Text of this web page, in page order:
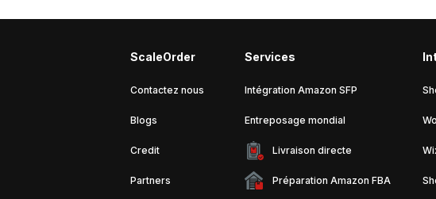
ScaleOrder
Contactez nous
Blogs
Credit
Partners
Services
Intégration Amazon SFP
Entreposage mondial
Livraison directe
Préparation Amazon FBA